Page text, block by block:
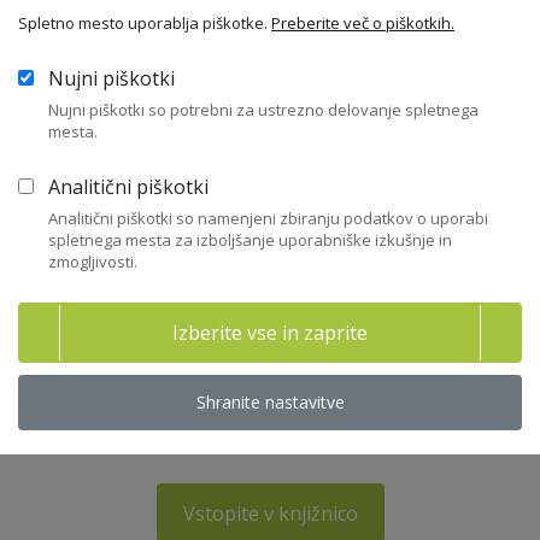
Povezane strokovne vsebine
Priporočila in pričakovanja Slovenskega
državnega holdinga, d.d.
Vstopite v knjižnico
Spletno mesto uporablja piškotke. Preberite več o piškotkih.
Nujni piškotki
Nujni piškotki so potrebni za ustrezno delovanje spletnega
mesta.
Analitični piškotki
Analitični piškotki so namenjeni zbiranju podatkov o uporabi
spletnega mesta za izboljšanje uporabniške izkušnje in
zmogljivosti.
Izberite vse in zaprite
Shranite nastavitve